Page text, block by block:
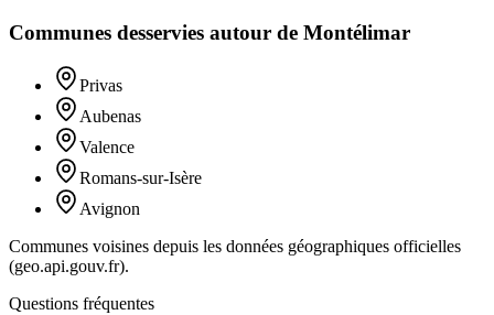
Communes desservies autour de Montélimar
Privas
Aubenas
Valence
Romans-sur-Isère
Avignon
Communes voisines depuis les données géographiques officielles
(geo.api.gouv.fr).
Questions fréquentes